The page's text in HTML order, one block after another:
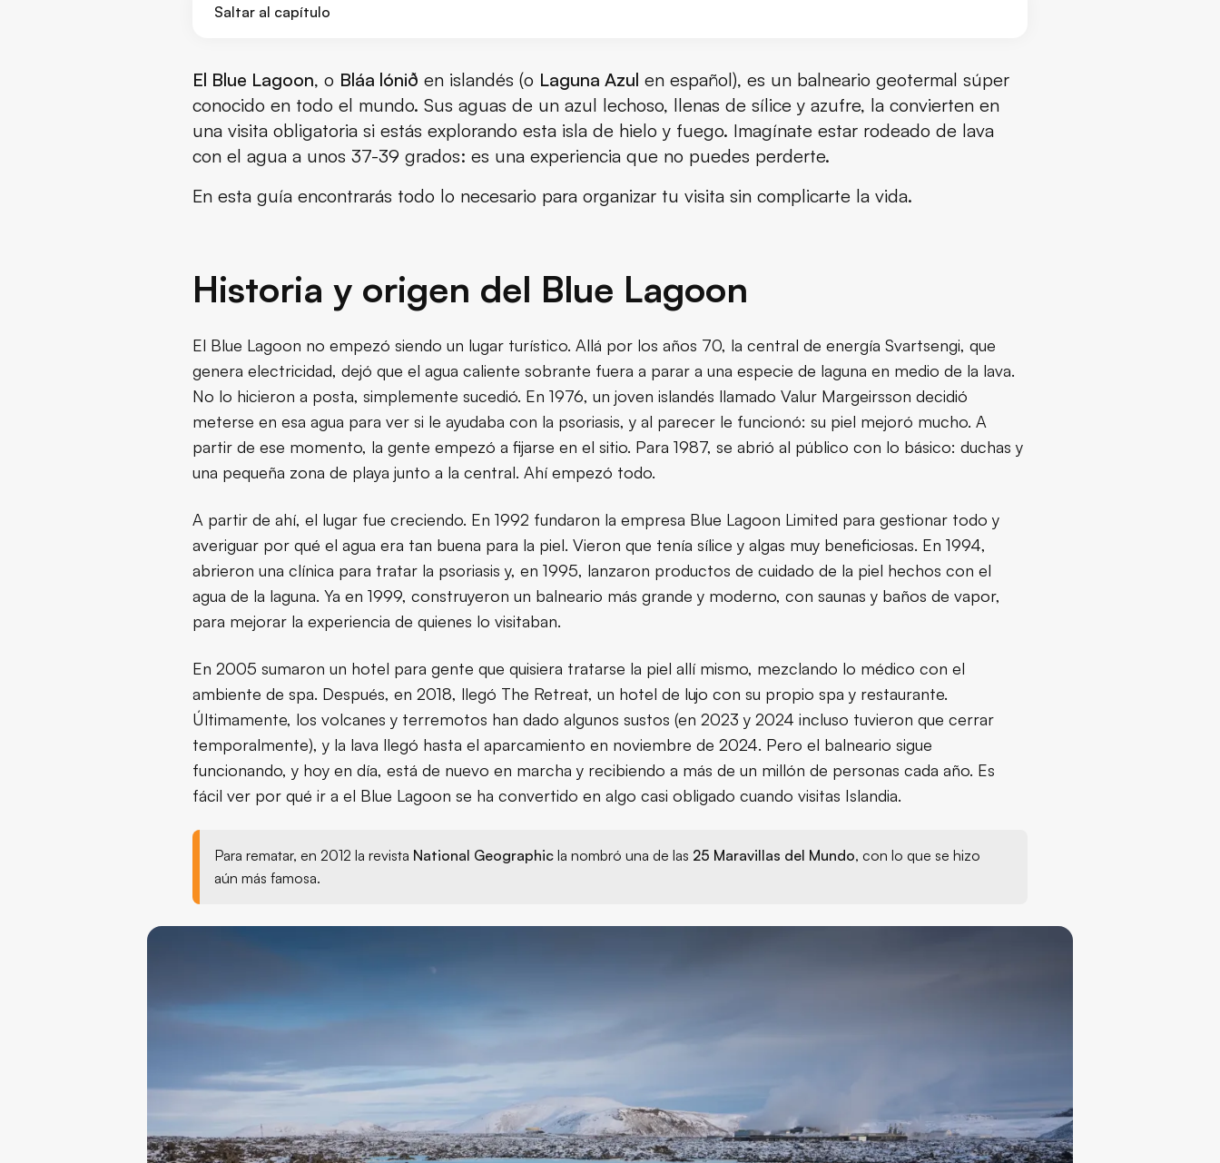
Saltar al capítulo
Planificando tu viaje
Ubicación y cómo llegar
¿Hay que reservar con anticipación?
Cómo es la experiencia en el Blue Lagoon
Dormir en el Blue Lagoon
Comida y bebida en el Blue Lagoon
Consejos prácticos
Conclusión
El Blue Lagoon, o Bláa lónið en islandés (o Laguna Azul en español), es un balneario geotermal súper
conocido en todo el mundo. Sus aguas de un azul lechoso, llenas de sílice y azufre, la convierten en
una visita obligatoria si estás explorando esta isla de hielo y fuego. Imagínate estar rodeado de lava
con el agua a unos 37-39 grados: es una experiencia que no puedes perderte.
En esta guía encontrarás todo lo necesario para organizar tu visita sin complicarte la vida.
Historia y origen del Blue Lagoon
El Blue Lagoon no empezó siendo un lugar turístico. Allá por los años 70, la central de energía Svartsengi, que
genera electricidad, dejó que el agua caliente sobrante fuera a parar a una especie de laguna en medio de la lava.
No lo hicieron a posta, simplemente sucedió. En 1976, un joven islandés llamado Valur Margeirsson decidió
meterse en esa agua para ver si le ayudaba con la psoriasis, y al parecer le funcionó: su piel mejoró mucho. A
partir de ese momento, la gente empezó a fijarse en el sitio. Para 1987, se abrió al público con lo básico: duchas y
una pequeña zona de playa junto a la central. Ahí empezó todo.
A partir de ahí, el lugar fue creciendo. En 1992 fundaron la empresa Blue Lagoon Limited para gestionar todo y
averiguar por qué el agua era tan buena para la piel. Vieron que tenía sílice y algas muy beneficiosas. En 1994,
abrieron una clínica para tratar la psoriasis y, en 1995, lanzaron productos de cuidado de la piel hechos con el
agua de la laguna. Ya en 1999, construyeron un balneario más grande y moderno, con saunas y baños de vapor,
para mejorar la experiencia de quienes lo visitaban.
En 2005 sumaron un hotel para gente que quisiera tratarse la piel allí mismo, mezclando lo médico con el
ambiente de spa. Después, en 2018, llegó The Retreat, un hotel de lujo con su propio spa y restaurante.
Últimamente, los volcanes y terremotos han dado algunos sustos (en 2023 y 2024 incluso tuvieron que cerrar
temporalmente), y la lava llegó hasta el aparcamiento en noviembre de 2024. Pero el balneario sigue
funcionando, y hoy en día, está de nuevo en marcha y recibiendo a más de un millón de personas cada año. Es
fácil ver por qué ir a el Blue Lagoon se ha convertido en algo casi obligado cuando visitas Islandia.
Para rematar, en 2012 la revista National Geographic la nombró una de las 25 Maravillas del Mundo, con lo que se hizo
aún más famosa.